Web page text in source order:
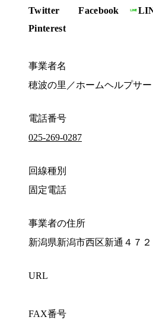
Twitter Facebook
Pinterest
事業者名
穂波の里／ホームヘルプサー
電話番号
025-269-0287
回線種別
固定電話
事業者の住所
新潟県新潟市西区新通４７２
URL
FAX番号